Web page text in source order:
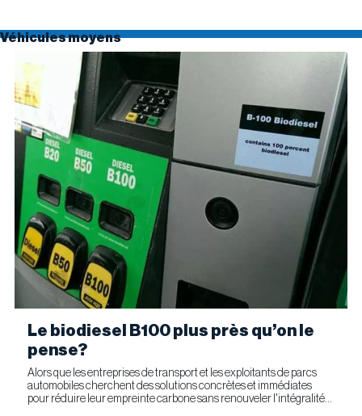
Véhicules moyens
Le biodiesel B100 plus près qu’on le
pense?
Alors que les entreprises de transport et les exploitants de parcs
automobiles cherchent des solutions concrètes et immédiates
pour réduire leur empreinte carbone sans renouveler l'intégralité